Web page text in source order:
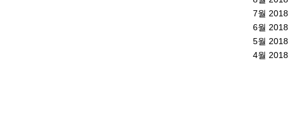
7월 2018
6월 2018
5월 2018
4월 2018